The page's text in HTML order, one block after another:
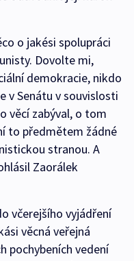
o jakési spolupráci
Dovolte mi,
demokracie, nikdo
v Senátu v souvislosti
věcí zabýval, o tom
to předmětem žádné
stranou. A
Zaorálek
včerejšího vyjádření
věcná veřejná
pochybeních vedení